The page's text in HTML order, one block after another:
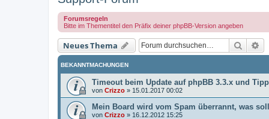
Forumsregeln
Bitte im Thementitel den Präfix deiner phpBB-Version angeben
Neues Thema Suche
BEKANNTMACHUNGEN
Timeout beim Update auf phpBB 3.3.x und
von Crizzo » 15.01.2017 00:02
Mein Board wird vom Spam überrannt, was
von Crizzo » 16.12.2012 15:25